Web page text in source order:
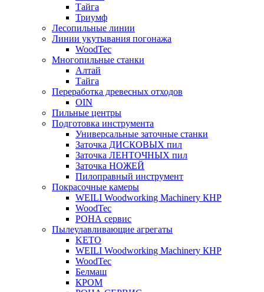
Тайга
Триумф
Лесопильные линии
Линии укутывания погонажа
WoodTec
Многопильные станки
Алтай
Тайга
Переработка древесных отходов
OIN
Пильные центры
Подготовка инструмента
Универсальные заточные станки
Заточка ДИСКОВЫХ пил
Заточка ЛЕНТОЧНЫХ пил
Заточка НОЖЕЙ
Пилоправный инструмент
Покрасочные камеры
WEILI Woodworking Machinery КНР
WoodTec
РОНА сервис
Пылеулавливающие агрегаты
KETO
WEILI Woodworking Machinery КНР
WoodTec
Белмаш
КРОМ